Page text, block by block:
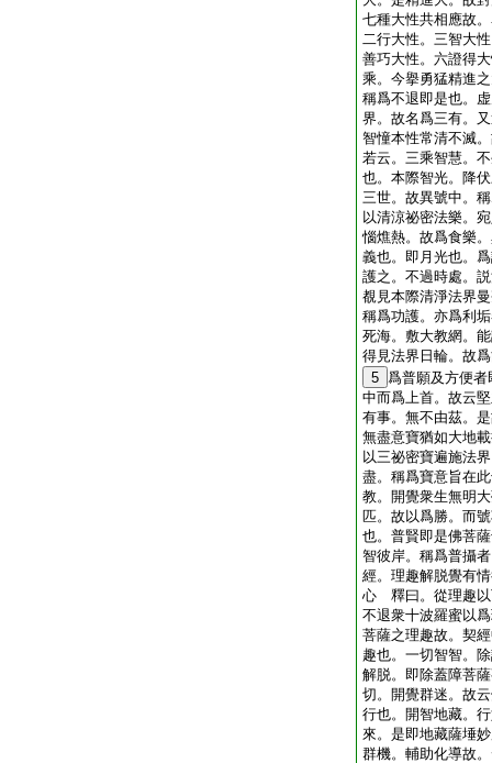
七種大性共相應故
二行大性。三智大
善巧大性。六證得
乘。今擧勇猛精進
稱爲不退即是也。
界。故名爲三有。
智憧本性常清不滅
若云。三乘智慧。
也。本際智光。降
三世。故異號中。
以清涼祕密法樂。
惱燋熱。故爲食樂
義也。即月光也。
護之。不過時處。
覩見本際清淨法界
稱爲功護。亦爲利
死海。敷大教網。
得見法界日輪。故
5 爲普願及方便
中而爲上首。故云
有事。無不由茲。
無盡意寶猶如大地
以三祕密寶遍施法
盡。稱爲寶意旨在
教。開覺衆生無明
匹。故以爲勝。而
也。普賢即是佛菩
智彼岸。稱爲普攝
經。理趣解脱覺有
心 釋曰。從理趣以
不退衆十波羅蜜以
菩薩之理趣故。契
趣也。一切智智。
解脱。即除蓋障菩
切。開覺群迷。故
行也。開智地藏。
來。是即地藏薩埵
群機。輔助化導故